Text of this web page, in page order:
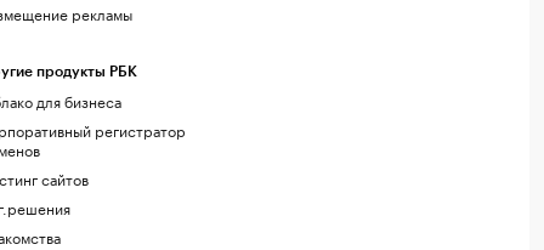
рекламы
продукты РБК
для бизнеса
регистратор
сайтов